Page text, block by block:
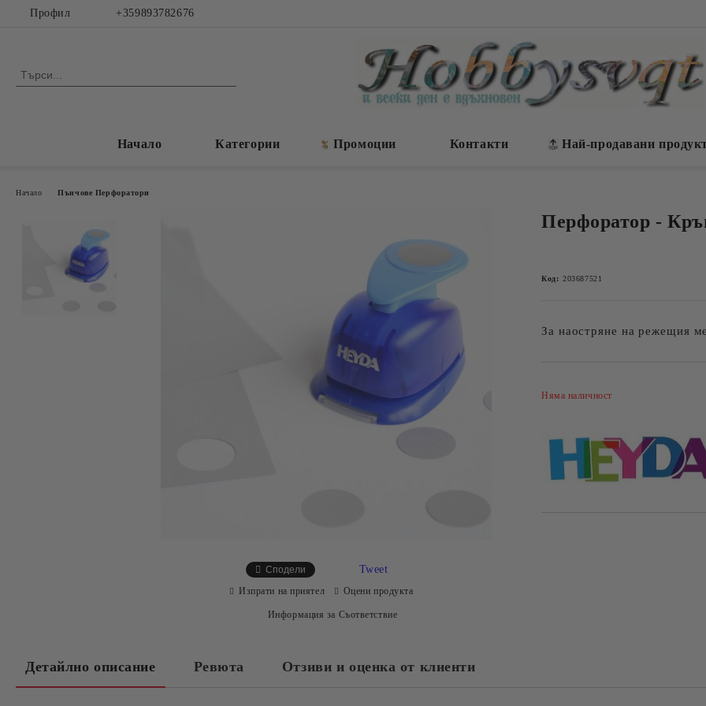
Профил +359893782676
Начало Категории Промоции Контакти Най-продавани
Начало Пънчове Перфоратори
Перфоратор -
Код: 203687521
За наостряне на режещия
Няма наличност
Сподели Tweet
Изпрати на приятел Оцени продукта
Информация за Съответствие
Детайлно описание Ревюта Отзиви и оценка от клиенти